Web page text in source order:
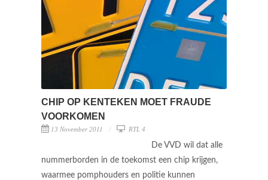
CHIP OP KENTEKEN MOET FRAUDE
VOORKOMEN
13 November 2011 RTL 4
De VVD wil dat alle
nummerborden in de toekomst een chip krijgen,
waarmee pomphouders en politie kunnen